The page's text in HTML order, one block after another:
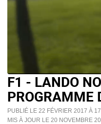
F1 - LANDO
PROGRAMME
PUBLIÉ LE 22 FÉVRIER 2017 À
MIS À JOUR LE 20 NOVEMBRE